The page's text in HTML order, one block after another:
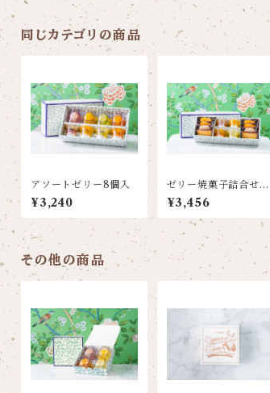
同じカテゴリの商品
アソートゼリー8個入
¥3,240
ゼリー焼菓子詰合せ12
個入
¥3,456
その他の商品